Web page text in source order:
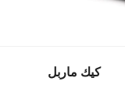
كيك ماربل